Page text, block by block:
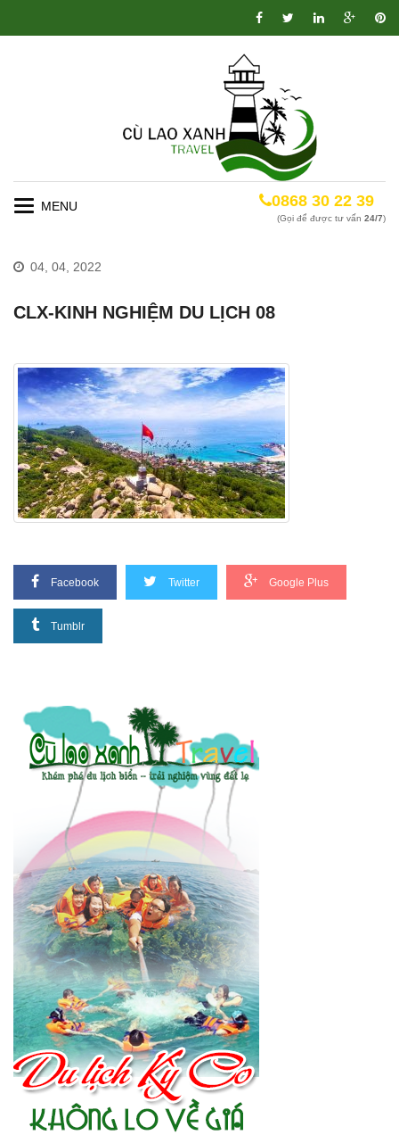
Toggle
0868 30 22 39
(Gọi để được tư vấn 24/7)
04, 04, 2022
CLX-KINH NGHIỆM DU LỊCH 08
Facebook Twitter Google Plus
Tumblr